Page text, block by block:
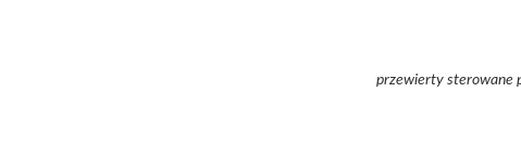
przewierty sterowane